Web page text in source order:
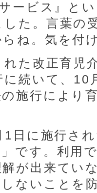
ービス』と
た。言葉の
ね。気を付
た改正育児
に続いて、10
施行により
1日に施行さ
です。利用
が出来てい
ないことを